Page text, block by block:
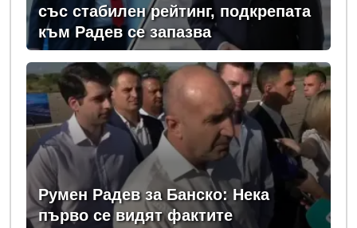
със стабилен рейтинг, подкрепата
към Радев се запазва
Румен Радев за Банско: Нека
първо се видят фактите